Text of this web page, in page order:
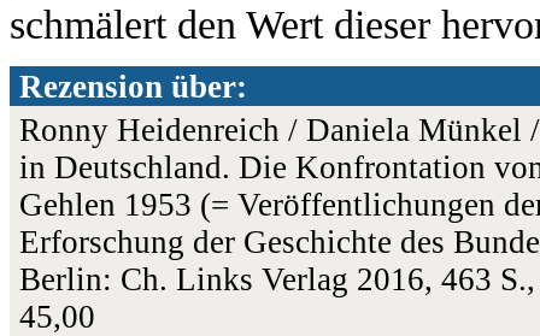
schmälert den Wert dieser
Rezension über:
Ronny Heidenreich / Daniela Münkel
in Deutschland. Die Konfrontation
Gehlen 1953 (= Veröffentlichungen
Erforschung der Geschichte des
Berlin: Ch. Links Verlag 2016, 463
45,00